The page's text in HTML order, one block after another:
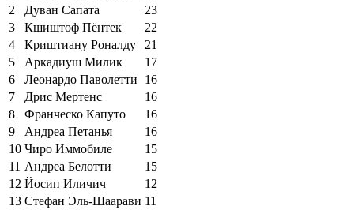
2
Дуван Сапата
23
3
Кшиштоф Пёнтек
22
4
Криштиану Роналду
21
5
Аркадиуш Милик
17
6
Леонардо Паволетти
16
7
Дрис Мертенс
16
8
Франческо Капуто
16
9
Андреа Петанья
16
10 Чиро Иммобиле
15
11 Андреа Белотти
15
12 Йосип Иличич
12
13 Стефан Эль-Шаарави 11